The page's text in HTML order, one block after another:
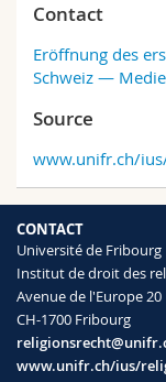
Contact
Eröffnung des
Schweiz —
Source
www.unifr.ch/
CONTACT
Université de Fribourg
Institut de droit des
Avenue de l'Europe 20
CH-1700 Fribourg
www.unifr.ch/ius/